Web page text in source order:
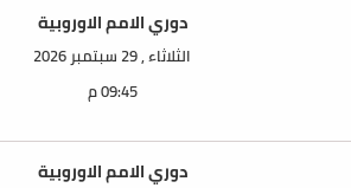
دوري الامم الاوروبية
الثلاثاء , 29 سبتمبر 2026
09:45 م
دوري الامم الاوروبية